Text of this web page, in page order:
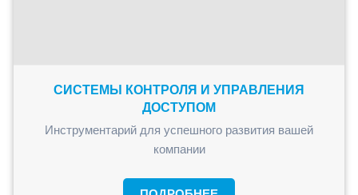
СИСТЕМЫ КОНТРОЛЯ И УПРАВЛЕНИЯ
ДОСТУПОМ
Инструментарий для успешного развития вашей
компании